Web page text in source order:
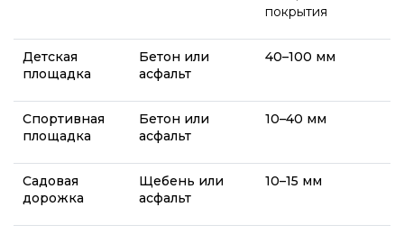
покрытия
Детская
площадка
Бетон или
асфальт
40–100 мм
Спортивная
площадка
Бетон или
асфальт
10–40 мм
Садовая
дорожка
Щебень или
асфальт
10–15 мм